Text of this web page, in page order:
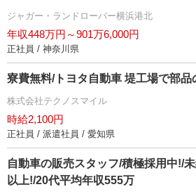
ジャガー・ランドローバー横浜港北
年収448万円～901万6,000円
正社員 / 神奈川県
寮費無料/トヨタ自動車 堤工場で部
株式会社テクノスマイル
時給2,100円
正社員 / 派遣社員 / 愛知県
自動車の販売スタッフ/積極採用中!/
以上!/20代平均年収555万